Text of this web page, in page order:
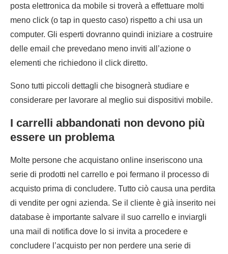
posta elettronica da mobile si troverà a effettuare molti
meno click (o tap in questo caso) rispetto a chi usa un
computer. Gli esperti dovranno quindi iniziare a costruire
delle email che prevedano meno inviti all’azione o
elementi che richiedono il click diretto.
Sono tutti piccoli dettagli che bisognerà studiare e
considerare per lavorare al meglio sui dispositivi mobile.
I carrelli abbandonati non devono più
essere un problema
Molte persone che acquistano online inseriscono una
serie di prodotti nel carrello e poi fermano il processo di
acquisto prima di concludere. Tutto ciò causa una perdita
di vendite per ogni azienda. Se il cliente è già inserito nei
database è importante salvare il suo carrello e inviargli
una mail di notifica dove lo si invita a procedere e
concludere l’acquisto per non perdere una serie di